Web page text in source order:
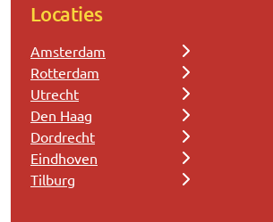
Locaties
Amsterdam
Rotterdam
Utrecht
Den Haag
Dordrecht
Eindhoven
Tilburg